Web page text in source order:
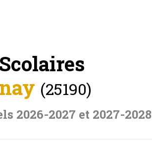
(25190)
2026-2027 et 2027-2028